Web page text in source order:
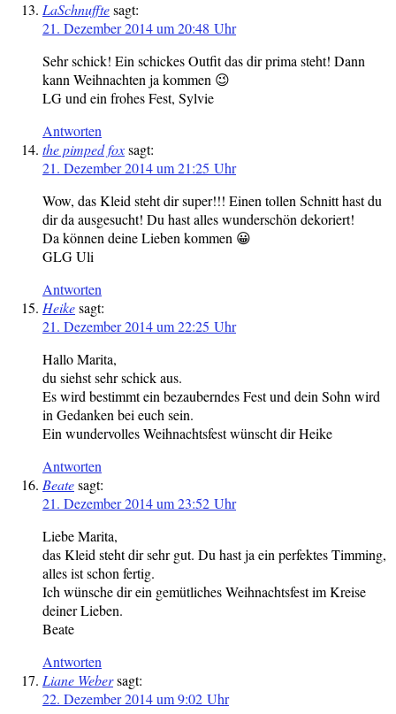
LaSchnufftesagt:
21. Dezember 2014 um 20:48 Uhr
Sehr schick! Ein schickes Outfit das dir prima steht! Dann
kann Weihnachten ja kommen 😉
LG und ein frohes Fest, Sylvie
Antworten
the pimped foxsagt:
21. Dezember 2014 um 21:25 Uhr
Wow, das Kleid steht dir super!!! Einen tollen Schnitt hast du
dir da ausgesucht! Du hast alles wunderschön dekoriert!
Da können deine Lieben kommen 😀
GLG Uli
Antworten
Heikesagt:
21. Dezember 2014 um 22:25 Uhr
Hallo Marita,
du siehst sehr schick aus.
Es wird bestimmt ein bezauberndes Fest und dein Sohn wird
in Gedanken bei euch sein.
Ein wundervolles Weihnachtsfest wünscht dir Heike
Antworten
Beatesagt:
21. Dezember 2014 um 23:52 Uhr
Liebe Marita,
das Kleid steht dir sehr gut. Du hast ja ein perfektes Timming,
alles ist schon fertig.
Ich wünsche dir ein gemütliches Weihnachtsfest im Kreise
deiner Lieben.
Beate
Antworten
Liane Webersagt:
22. Dezember 2014 um 9:02 Uhr